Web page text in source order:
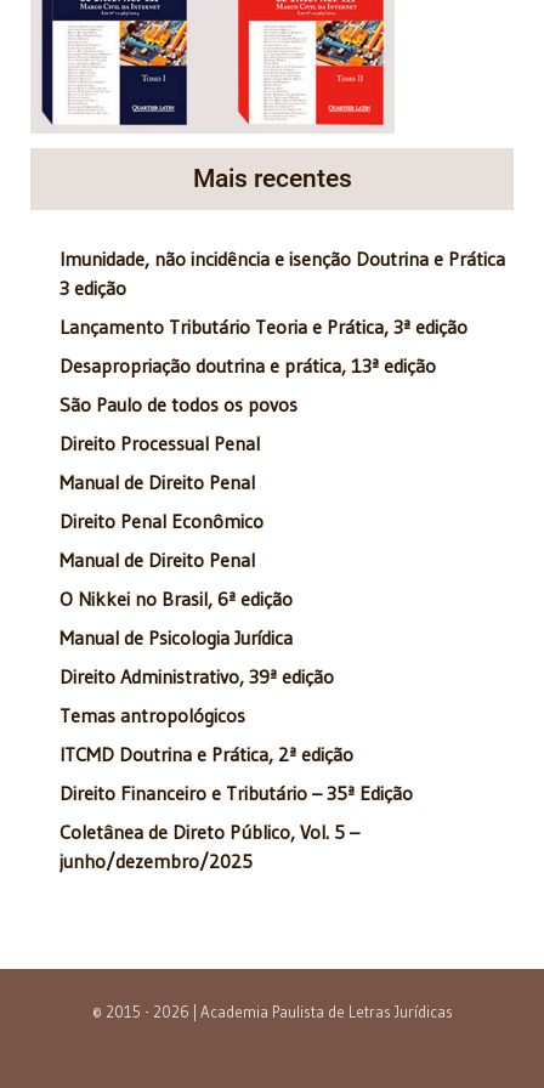
Mais recentes
Imunidade, não incidência e isenção Doutrina e Prática
3 edição
Lançamento Tributário Teoria e Prática, 3ª edição
Desapropriação doutrina e prática, 13ª edição
São Paulo de todos os povos
Direito Processual Penal
Manual de Direito Penal
Direito Penal Econômico
Manual de Direito Penal
O Nikkei no Brasil, 6ª edição
Manual de Psicologia Jurídica
Direito Administrativo, 39ª edição
Temas antropológicos
ITCMD Doutrina e Prática, 2ª edição
Direito Financeiro e Tributário – 35ª Edição
Coletânea de Direto Público, Vol. 5 –
junho/dezembro/2025
© 2015 - 2026 | Academia Paulista de Letras Jurídicas